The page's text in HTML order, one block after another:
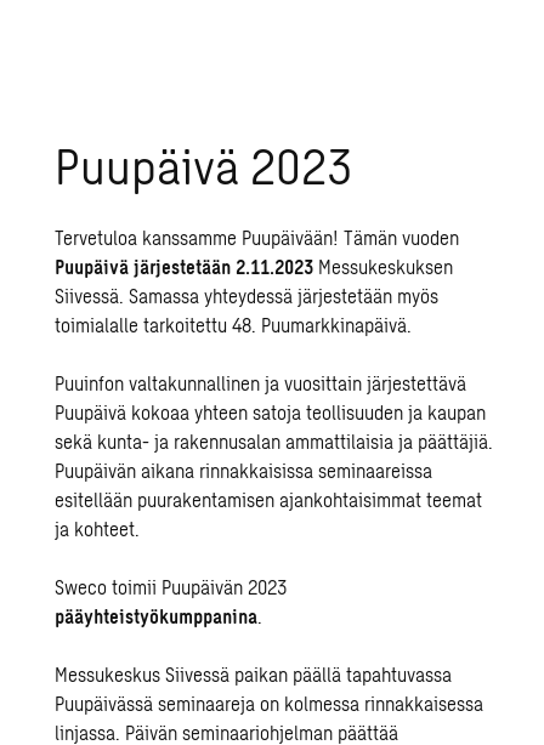
Puupäivä 2023
Tervetuloa kanssamme Puupäivään! Tämän vuoden
Puupäivä järjestetään 2.11.2023 Messukeskuksen
Siivessä. Samassa yhteydessä järjestetään myös
toimialalle tarkoitettu 48. Puumarkkinapäivä.
Puuinfon valtakunnallinen ja vuosittain järjestettävä
Puupäivä kokoaa yhteen satoja teollisuuden ja kaupan
sekä kunta- ja rakennusalan ammattilaisia ja päättäjiä.
Puupäivän aikana rinnakkaisissa seminaareissa
esitellään puurakentamisen ajankohtaisimmat teemat
ja kohteet.
Sweco toimii Puupäivän 2023
pääyhteistyökumppanina.
Messukeskus Siivessä paikan päällä tapahtuvassa
Puupäivässä seminaareja on kolmessa rinnakkaisessa
linjassa. Päivän seminaariohjelman päättää